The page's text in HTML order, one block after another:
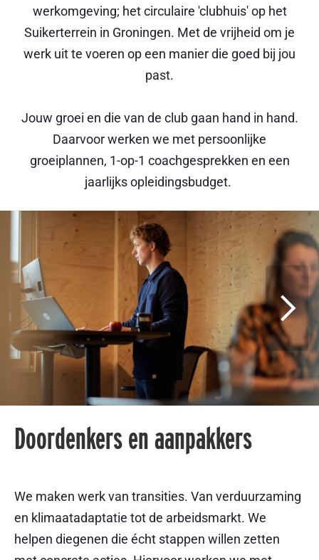
werkomgeving; het circulaire 'clubhuis' op het
Suikerterrein in Groningen. Met de vrijheid om je
werk uit te voeren op een manier die goed bij jou
past.
Jouw groei en die van de club gaan hand in hand.
Daarvoor werken we met persoonlijke
groeiplannen, 1-op-1 coachgesprekken en een
jaarlijks opleidingsbudget.
Doordenkers en aanpakkers
We maken werk van transities. Van verduurzaming
en klimaatadaptatie tot de arbeidsmarkt. We
helpen diegenen die écht stappen willen zetten